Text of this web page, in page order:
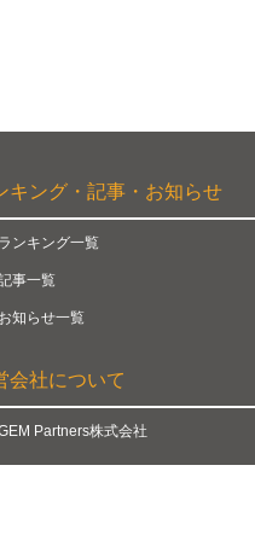
キング・記事・お知らせ
ランキング一覧
事一覧
お知らせ一覧
会社について
Partners株式会社